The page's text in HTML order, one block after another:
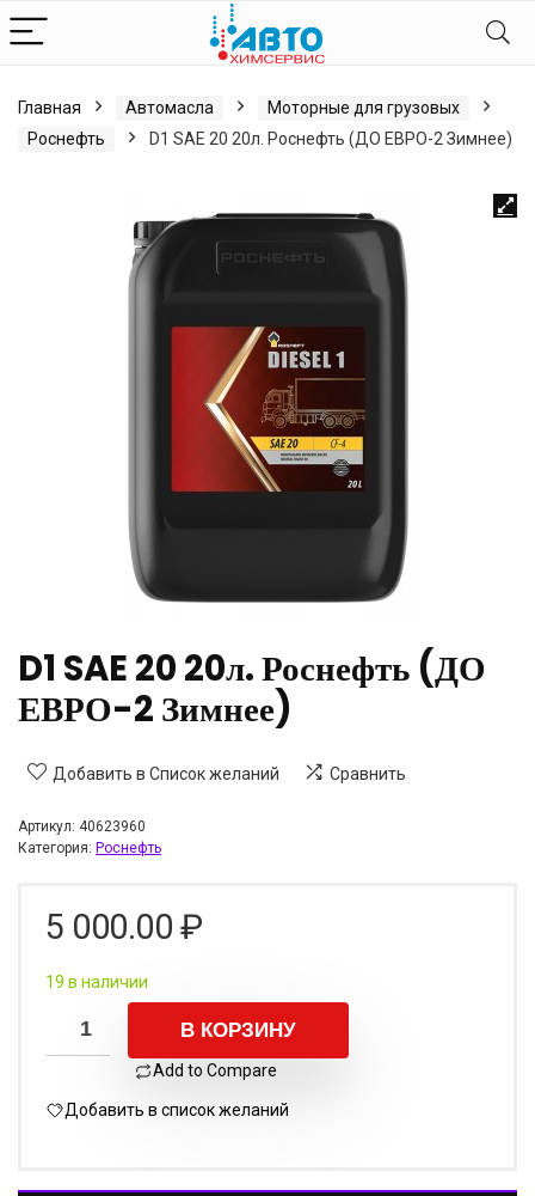
Главная Автомасла
Моторные для грузовых
Роснефть
D1 SAE 20 20л. Роснефть (ДО ЕВРО-2 Зимнее)
D1 SAE 20 20л. Роснефть (ДО
ЕВРО-2 Зимнее)
Добавить в Список желаний Сравнить
Артикул: 40623960
Категория: Роснефть
5 000.00 ₽
19 в наличии
В КОРЗИНУ
Add to Compare
Добавить в список желаний